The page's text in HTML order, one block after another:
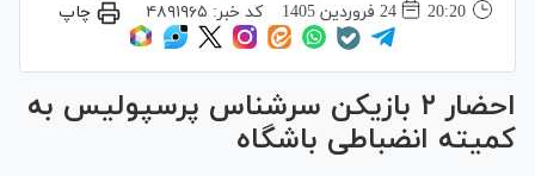
20:20
24 فروردين 1405 کد خبر: ۴۸۹۱۹۶۵ چاپ
احضار ۲ بازیکن سرشناس پرسپولیس به
کمیته انضباطی باشگاه